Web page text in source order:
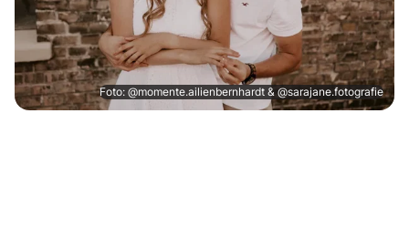
Foto: @momente.ailienbernhardt & @sarajane.fotografie